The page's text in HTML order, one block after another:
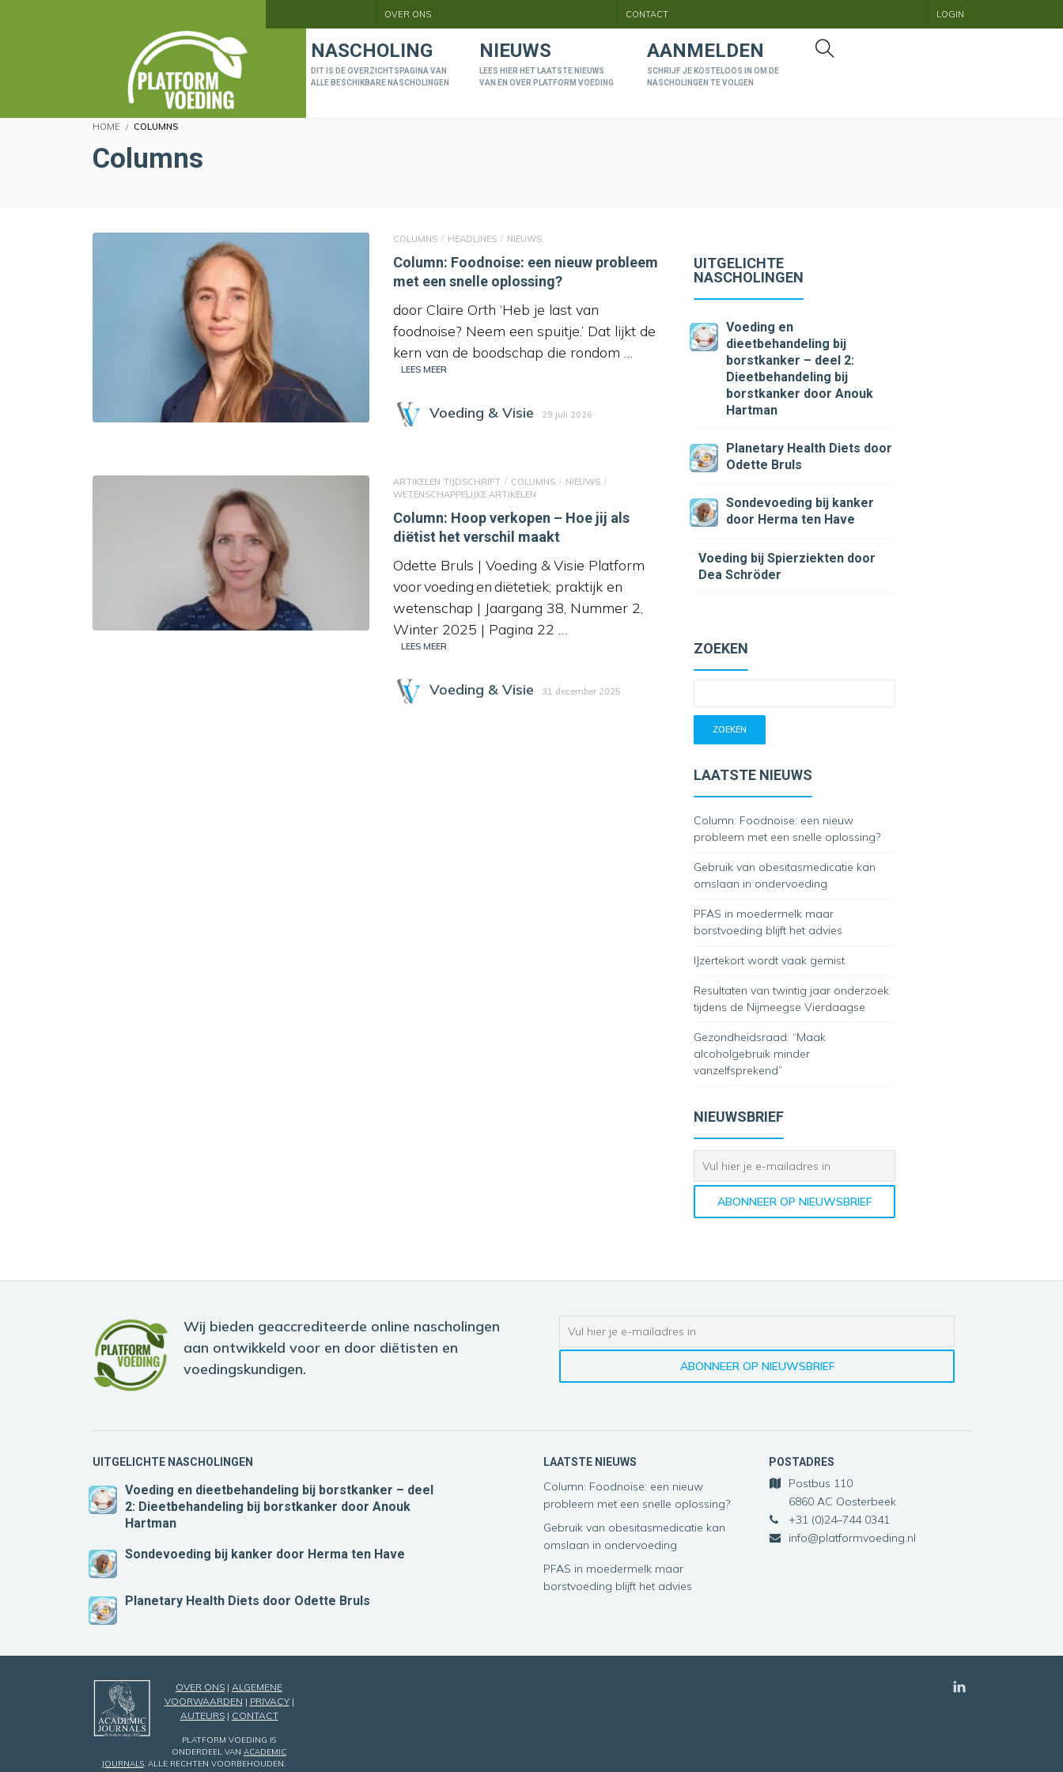
OVER ONS CONTACT LOGIN
NASCHOLING
DIT IS DE OVERZICHTSPAGINA VAN
ALLE BESCHIKBARE NASCHOLINGEN
NIEUWS
LEES HIER HET LAATSTE NIEUWS
VAN EN OVER PLATFORM VOEDING
AANMELDEN
SCHRIJF JE KOSTELOOS IN OM DE
NASCHOLINGEN TE VOLGEN
HOME COLUMNS
Columns
COLUMNS HEADLINES NIEUWS
Column: Foodnoise: een nieuw probleem
met een snelle oplossing?
door Claire Orth ‘Heb je last van
foodnoise? Neem een spuitje.’ Dat lijkt de
kern van de boodschap die rondom …
LEES MEER
Voeding & Visie 29 juli 2026
ARTIKELEN TIJDSCHRIFT COLUMNS
NIEUWS
WETENSCHAPPELIJKE ARTIKELEN
Column: Hoop verkopen – Hoe jij als
diëtist het verschil maakt
Odette Bruls | Voeding & Visie Platform
voor voeding en diëtetiek; praktijk en
wetenschap | Jaargang 38, Nummer 2,
Winter 2025 | Pagina 22 …
LEES MEER
Voeding & Visie 31 december 2025
UITGELICHTE
NASCHOLINGEN
Voeding en
dieetbehandeling bij
borstkanker – deel 2:
Dieetbehandeling bij
borstkanker door Anouk
Hartman
Planetary Health Diets door
Odette Bruls
Sondevoeding bij kanker
door Herma ten Have
Voeding bij Spierziekten door
Dea Schröder
ZOEKEN
LAATSTE NIEUWS
Column: Foodnoise: een nieuw
probleem met een snelle oplossing?
Gebruik van obesitasmedicatie kan
omslaan in ondervoeding
PFAS in moedermelk maar
borstvoeding blijft het advies
IJzertekort wordt vaak gemist
Resultaten van twintig jaar onderzoek
tijdens de Nijmeegse Vierdaagse
Gezondheidsraad: “Maak
alcoholgebruik minder
vanzelfsprekend”
NIEUWSBRIEF
Wij bieden geaccrediteerde online nascholingen
aan ontwikkeld voor en door diëtisten en
voedingskundigen.
UITGELICHTE NASCHOLINGEN
Voeding en dieetbehandeling bij borstkanker – deel
2: Dieetbehandeling bij borstkanker door Anouk
Hartman
Sondevoeding bij kanker door Herma ten Have
Planetary Health Diets door Odette Bruls
LAATSTE NIEUWS
Column: Foodnoise: een nieuw
probleem met een snelle oplossing?
Gebruik van obesitasmedicatie kan
omslaan in ondervoeding
PFAS in moedermelk maar
borstvoeding blijft het advies
POSTADRES
Postbus 110
6860 AC Oosterbeek
+31 (0)24–744 0341
info@platformvoeding.nl
OVER ONS | ALGEMENE
VOORWAARDEN | PRIVACY|
AUTEURS| CONTACT
PLATFORM VOEDING IS
ONDERDEEL VAN ACADEMIC
JOURNALS. ALLE RECHTEN VOORBEHOUDEN.